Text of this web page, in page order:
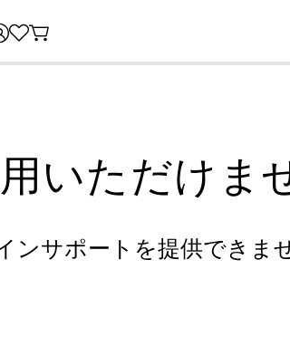
いただけま
サポートを提供できま